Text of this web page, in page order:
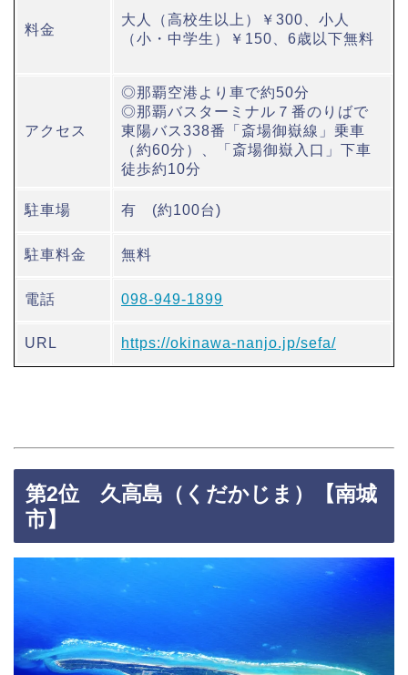
料金
大人（高校生以上）￥300、小人
（小・中学生）￥150、6歳以下無料
アクセス
◎那覇空港より車で約50分
◎那覇バスターミナル７番のりばで
東陽バス338番「斎場御嶽線」乗車
（約60分）、「斎場御嶽入口」下車
徒歩約10分
駐車場 有 (約100台)
駐車料金 無料
電話 098-949-1899
URL https://okinawa-nanjo.jp/sefa/
第2位 久高島（くだかじま）【南城
市】